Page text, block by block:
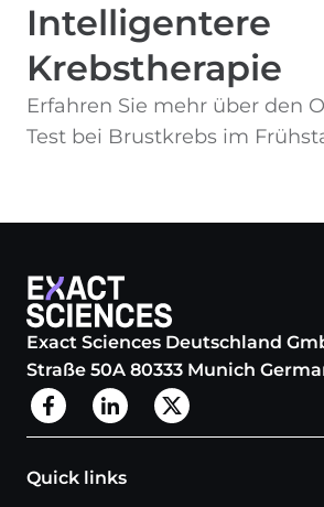
Intelligentere
Krebstherapie
Erfahren Sie mehr über den
Test bei Brustkrebs im
Exact Sciences Deutschland
Straße 50A 80333 Munich
Quick links